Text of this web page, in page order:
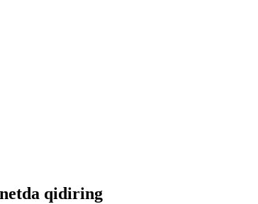
qidiring